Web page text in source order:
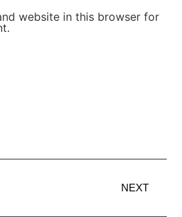
website in this browser for
NEXT